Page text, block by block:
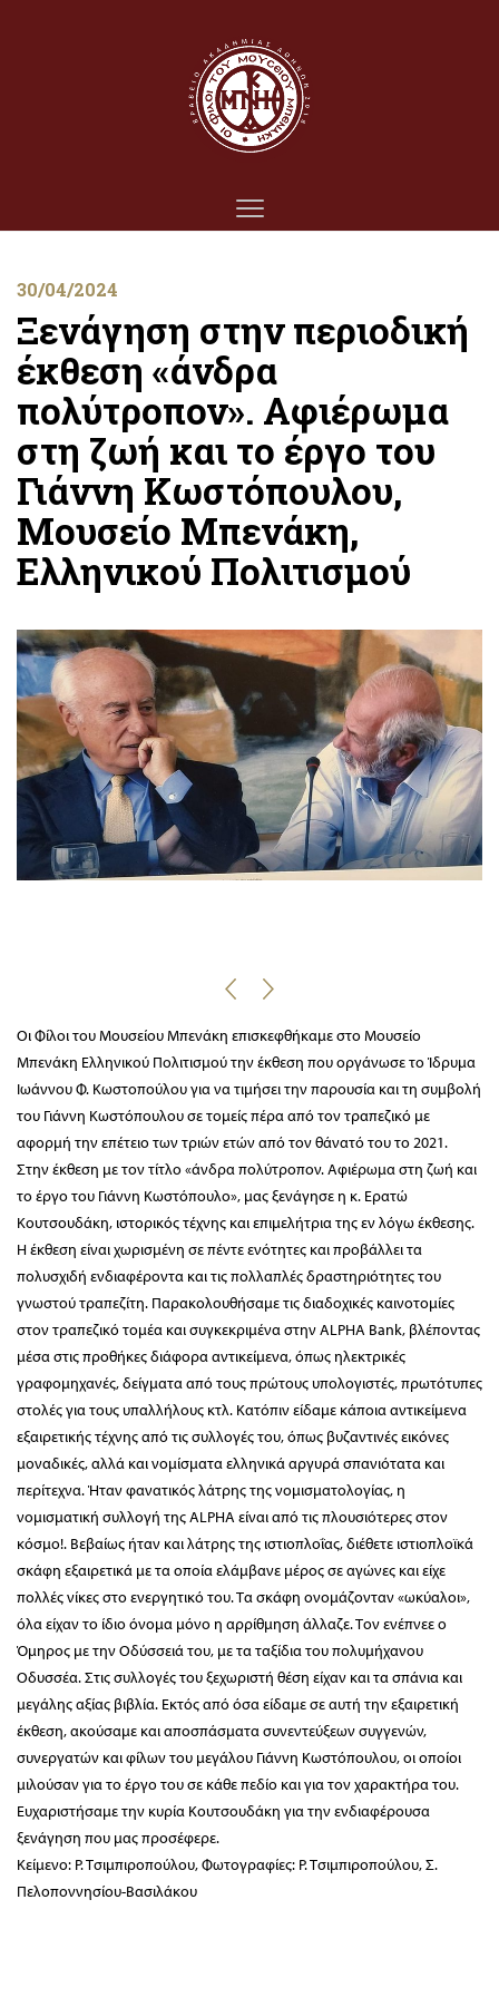
30/04/2024
Ξενάγηση στην περιοδική
έκθεση «άνδρα
πολύτροπον». Αφιέρωμα
στη ζωή και το έργο του
Γιάννη Κωστόπουλου,
Μουσείο Μπενάκη,
Ελληνικού Πολιτισμού
Οι Φίλοι του Μουσείου Μπενάκη επισκεφθήκαμε στο Μουσείο
Μπενάκη Ελληνικού Πολιτισμού την έκθεση που οργάνωσε το Ίδρυμα
Ιωάννου Φ. Κωστοπούλου για να τιμήσει την παρουσία και τη συμβολή
του Γιάννη Κωστόπουλου σε τομείς πέρα από τον τραπεζικό με
αφορμή την επέτειο των τριών ετών από τον θάνατό του το 2021.
Στην έκθεση με τον τίτλο «άνδρα πολύτροπον. Αφιέρωμα στη ζωή και
το έργο του Γιάννη Κωστόπουλο», μας ξενάγησε η κ. Ερατώ
Κουτσουδάκη, ιστορικός τέχνης και επιμελήτρια της εν λόγω έκθεσης.
Η έκθεση είναι χωρισμένη σε πέντε ενότητες και προβάλλει τα
πολυσχιδή ενδιαφέροντα και τις πολλαπλές δραστηριότητες του
γνωστού τραπεζίτη. Παρακολουθήσαμε τις διαδοχικές καινοτομίες
στον τραπεζικό τομέα και συγκεκριμένα στην ALPHA Bank, βλέποντας
μέσα στις προθήκες διάφορα αντικείμενα, όπως ηλεκτρικές
γραφομηχανές, δείγματα από τους πρώτους υπολογιστές, πρωτότυπες
στολές για τους υπαλλήλους κτλ. Κατόπιν είδαμε κάποια αντικείμενα
εξαιρετικής τέχνης από τις συλλογές του, όπως βυζαντινές εικόνες
μοναδικές, αλλά και νομίσματα ελληνικά αργυρά σπανιότατα και
περίτεχνα. Ήταν φανατικός λάτρης της νομισματολογίας, η
νομισματική συλλογή της ALPHA είναι από τις πλουσιότερες στον
κόσμο!. Βεβαίως ήταν και λάτρης της ιστιοπλοΐας, διέθετε ιστιοπλοϊκά
σκάφη εξαιρετικά με τα οποία ελάμβανε μέρος σε αγώνες και είχε
πολλές νίκες στο ενεργητικό του. Τα σκάφη ονομάζονταν «ωκύαλοι»,
όλα είχαν το ίδιο όνομα μόνο η αρρίθμηση άλλαζε. Τον ενέπνεε ο
Όμηρος με την Οδύσσειά του, με τα ταξίδια του πολυμήχανου
Οδυσσέα. Στις συλλογές του ξεχωριστή θέση είχαν και τα σπάνια και
μεγάλης αξίας βιβλία. Εκτός από όσα είδαμε σε αυτή την εξαιρετική
έκθεση, ακούσαμε και αποσπάσματα συνεντεύξεων συγγενών,
συνεργατών και φίλων του μεγάλου Γιάννη Κωστόπουλου, οι οποίοι
μιλούσαν για το έργο του σε κάθε πεδίο και για τον χαρακτήρα του.
Ευχαριστήσαμε την κυρία Κουτσουδάκη για την ενδιαφέρουσα
ξενάγηση που μας προσέφερε.
Κείμενο: Ρ. Τσιμπιροπούλου, Φωτογραφίες: Ρ. Τσιμπιροπούλου, Σ.
Πελοποννησίου-Βασιλάκου